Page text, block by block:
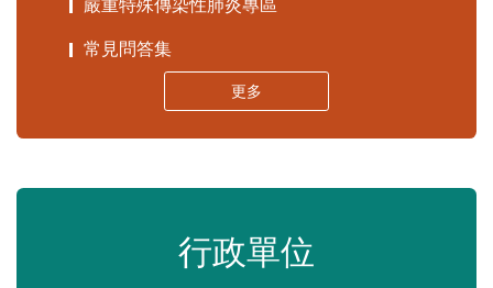
嚴重特殊傳染性肺炎專區
常見問答集
更多
行政單位